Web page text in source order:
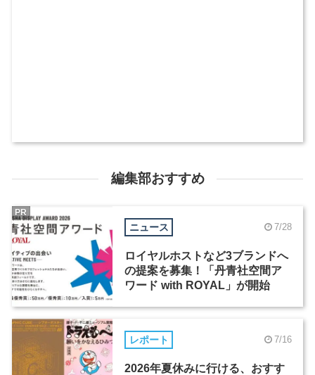
編集部おすすめ
ニュース 7/28
ロイヤルホストなど3ブランドへ
の提案を募集！「丹青社空間ア
ワード with ROYAL」が開始
PR
レポート 7/16
2026年夏休みに行ける、おすす